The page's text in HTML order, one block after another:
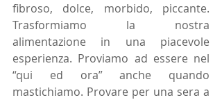
fibroso, dolce, morbido, piccante.
Trasformiamo la nostra
alimentazione in una piacevole
esperienza. Proviamo ad essere nel
“qui ed ora” anche quando
mastichiamo. Provare per una sera a